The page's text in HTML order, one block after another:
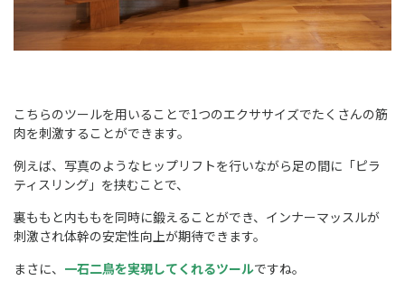
こちらのツールを用いることで1つのエクササイズでたくさんの筋
肉を刺激することができます。
例えば、写真のようなヒップリフトを行いながら足の間に「ピラ
ティスリング」を挟むことで、
裏ももと内ももを同時に鍛えることができ、インナーマッスルが
刺激され体幹の安定性向上が期待できます。
まさに、 一石二鳥を実現してくれるツールですね。